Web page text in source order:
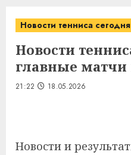
Новости тенниса сегодня
Новости
главные матчи
21:22 18.05.2026
Новости и